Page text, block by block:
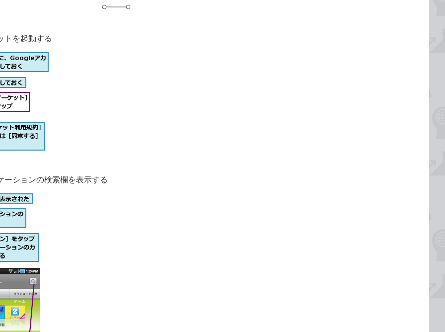
トを起動する
ーションの検索欄を表示する